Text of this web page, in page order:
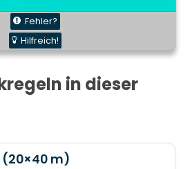
Fehler?
Hilfreich!
in dieser
(20×40 m)